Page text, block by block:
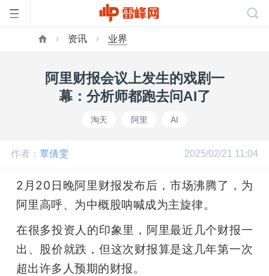
网
公
开
资讯 业界
阿里财报会议上发生的戏剧一
幕：分析师都跑去问AI了
淘天 阿里 AI
作者： 覃倩雯 2025/02/21 11:04
2月20日晚阿里财报发布后，市场沸腾了，为
阿里高呼、为中概股呐喊成为主旋律。
在很多投资人的印象里，阿里最近几个财报一
出、股价就跌，但这次财报算是这几年第一次
超出许多人预期的财报。